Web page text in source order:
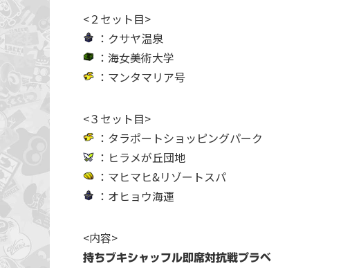
<２セット目>
：クサヤ温泉
：海女美術大学
：マンタマリア号
<３セット目>
：タラポートショッピングパーク
：ヒラメが丘団地
：マヒマヒ&リゾートスパ
：オヒョウ海運
<内容>
持ちブキシャッフル即席対抗戦プラベ